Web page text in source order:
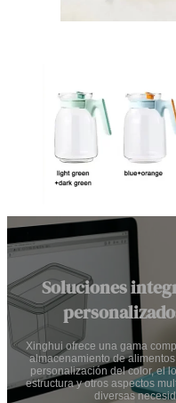
Soluciones
Xinghui ofrece una gama
almacenamiento de
personalización del color, el
estructura y otros aspectos
diversas